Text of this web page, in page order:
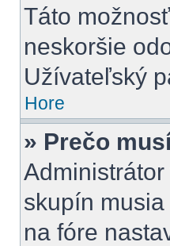
Táto
neskoršie
Užívateľský
Hore
» Prečo
skupín
na fóre